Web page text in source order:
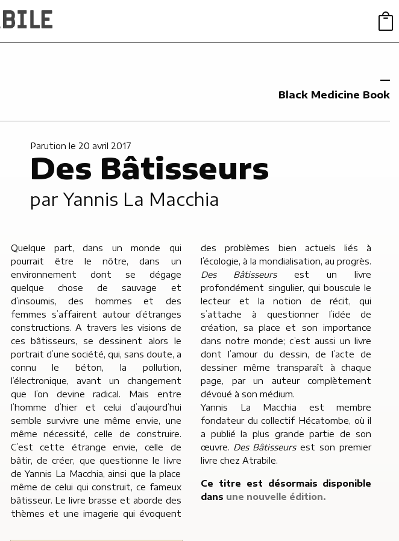
Black Medicine Book
Parution le 20 avril 2017
Des Bâtisseurs
parYannis La Macchia
Quelque part, dans un monde qui
pourrait être le nôtre, dans un
environnement dont se dégage
quelque chose de sauvage et
d’insoumis, des hommes et des
femmes s’affairent autour d’étranges
constructions. A travers les visions de
ces bâtisseurs, se dessinent alors le
portrait d’une société, qui, sans doute, a
connu le béton, la pollution,
l’électronique, avant un changement
que l’on devine radical. Mais entre
l’homme d’hier et celui d’aujourd’hui
semble survivre une même envie, une
même nécessité, celle de construire.
C’est cette étrange envie, celle de
bâtir, de créer, que questionne le livre
de Yannis La Macchia, ainsi que la place
même de celui qui construit, ce fameux
bâtisseur. Le livre brasse et aborde des
thèmes et une imagerie qui évoquent
des problèmes bien actuels liés à
l’écologie, à la mondialisation, au progrès.
Des Bâtisseursest un livre
profondément singulier, qui bouscule le
lecteur et la notion de récit, qui
s’attache à questionner l’idée de
création, sa place et son importance
dans notre monde; c’est aussi un livre
dont l’amour du dessin, de l’acte de
dessiner même transparaît à chaque
page, par un auteur complètement
dévoué à son médium.
Yannis La Macchia est membre
fondateur du collectif Hécatombe, où il
a publié la plus grande partie de son
œuvre. Des Bâtisseursest son premier
livre chez Atrabile.
Ce titre est désormais disponible
dans une nouvelle édition.